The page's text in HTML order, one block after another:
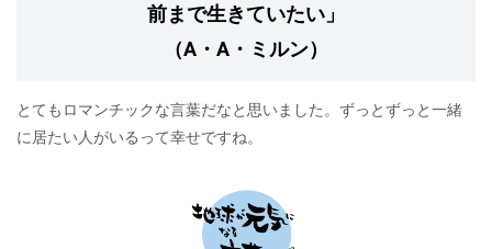
前まで生きていたい」
（A・A・ミルン）
とてもロマンチックな言葉だなと思いました。ずっとずっと一緒
に居たい人がいるって幸せですね。